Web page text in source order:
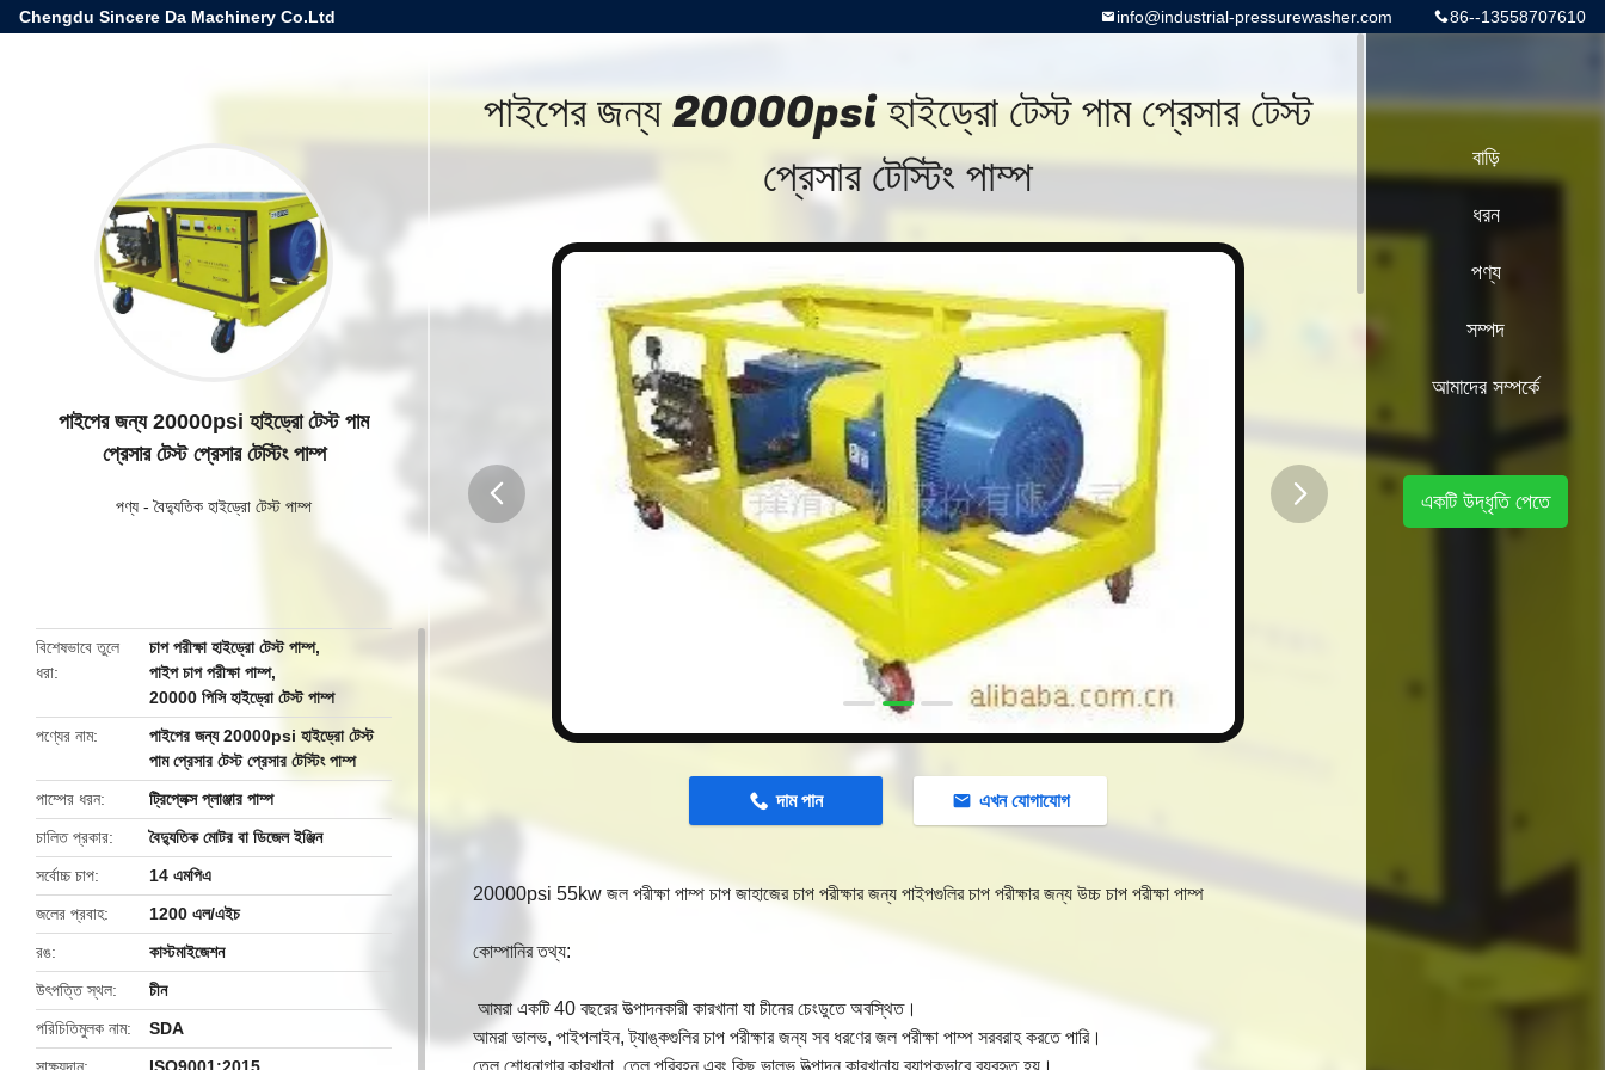
Chengdu Sincere Da Machinery Co.Ltd 86--13558707610
info@industrial-pressurewasher.com
পাইপের জন্য 20000psi হাইড্রো টেস্ট পাম
প্রেসার টেস্ট প্রেসার টেস্টিং পাম্প
পণ্য -বৈদ্যুতিক হাইড্রো টেস্ট পাম্প
বিশেষভাবে তুলে
ধরা
চাপ পরীক্ষা হাইড্রো টেস্ট পাম্প,
পাইপ চাপ পরীক্ষা পাম্প,
20000 পিসি হাইড্রো টেস্ট পাম্প
পণ্যের নাম
পাইপের জন্য 20000psi হাইড্রো টেস্ট
পাম প্রেসার টেস্ট প্রেসার টেস্টিং পাম্প
পাম্পের ধরন
ট্রিপ্লেক্স প্লাঞ্জার পাম্প
চালিত প্রকার
বৈদ্যুতিক মোটর বা ডিজেল ইঞ্জিন
সর্বোচ্চ চাপ
14 এমপিএ
জলের প্রবাহ
1200 এল/এইচ
রঙ
কাস্টমাইজেশন
উৎপত্তি স্থল
চীন
পরিচিতিমুলক নাম
SDA
পাইপের জন্য 20000psi হাইড্রো টেস্ট পাম প্রেসার টেস্ট
প্রেসার টেস্টিং পাম্প
দাম পান এখন যোগাযোগ
20000psi 55kw জল পরীক্ষা পাম্প চাপ জাহাজের চাপ পরীক্ষার জন্য পাইপগুলির চাপ পরীক্ষার জন্য উচ্চ চাপ পরীক্ষা পাম্প
কোম্পানির তথ্য:
আমরা একটি 40 বছরের উত্পাদনকারী কারখানা যা চীনের চেংডুতে অবস্থিত।
আমরা ভালভ, পাইপলাইন, ট্যাঙ্কগুলির চাপ পরীক্ষার জন্য সব ধরণের জল পরীক্ষা পাম্প সরবরাহ করতে পারি।
বাড়ি
ধরন
পণ্য
সম্পদ
আমাদের সম্পর্কে
একটি উদ্ধৃতি পেতে